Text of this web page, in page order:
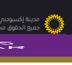
مدينة
جميع الحقوق